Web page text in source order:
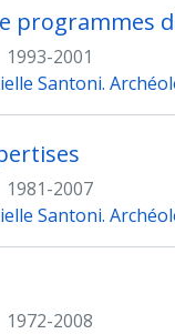
programmes
1993-2001
Santoni.
1981-2007
Santoni.
1972-2008